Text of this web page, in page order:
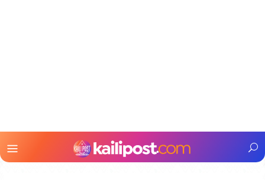
Mobile